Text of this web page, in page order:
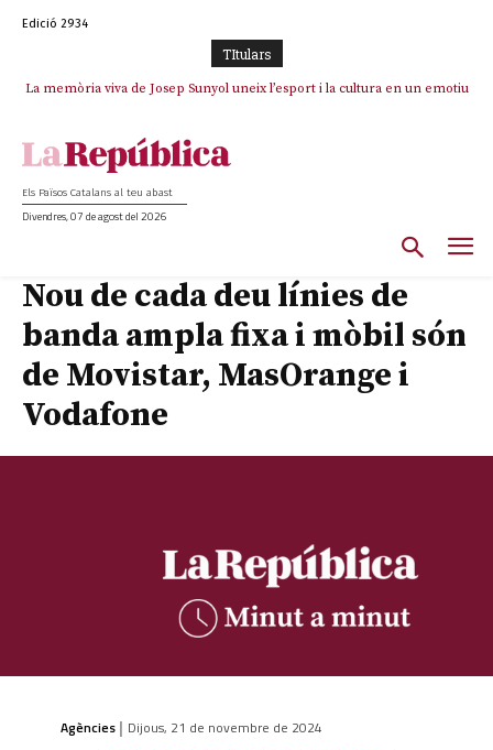
Edició 2934
TItulars
La memòria viva de Josep Sunyol uneix l’esport i la cultura en un emotiu
Els Països Catalans al teu abast
Divendres, 07 de agost del 2026
Nou de cada deu línies de
banda ampla fixa i mòbil són
de Movistar, MasOrange i
Vodafone
Agències | Dijous, 21 de novembre de 2024